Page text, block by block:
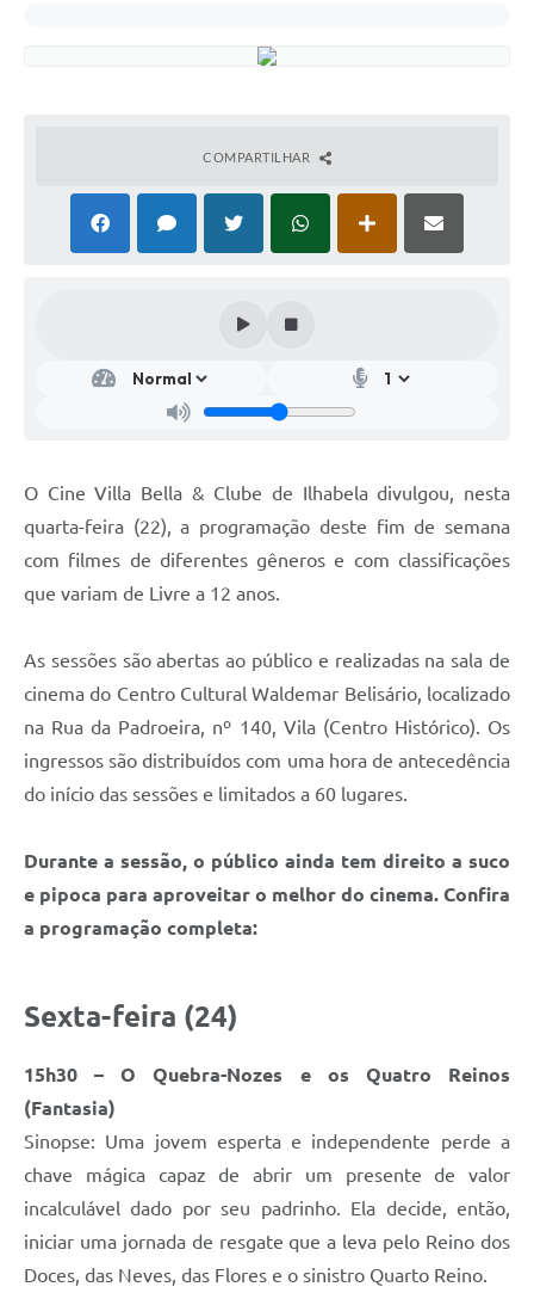
COMPARTILHAR
O Cine Villa Bella & Clube de Ilhabela divulgou, nesta
quarta-feira (22), a programação deste fim de semana
com filmes de diferentes gêneros e com classificações
que variam de Livre a 12 anos.
As sessões são abertas ao público e realizadas na sala de
cinema do Centro Cultural Waldemar Belisário, localizado
na Rua da Padroeira, nº 140, Vila (Centro Histórico). Os
ingressos são distribuídos com uma hora de antecedência
do início das sessões e limitados a 60 lugares.
Durante a sessão, o público ainda tem direito a suco
e pipoca para aproveitar o melhor do cinema. Confira
a programação completa:
Sexta-feira (24)
15h30 – O Quebra-Nozes e os Quatro Reinos
(Fantasia)
Sinopse: Uma jovem esperta e independente perde a
chave mágica capaz de abrir um presente de valor
incalculável dado por seu padrinho. Ela decide, então,
iniciar uma jornada de resgate que a leva pelo Reino dos
Doces, das Neves, das Flores e o sinistro Quarto Reino.